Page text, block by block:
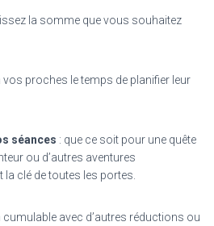
la somme que vous souhaitez
vos proches le temps de planifier leur
séances : que ce soit pour une quête
ou d’autres aventures
clé de toutes les portes.
avec d’autres réductions ou